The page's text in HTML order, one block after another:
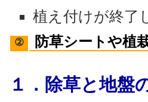
植え付けが終了
② 防草シートや植
１．除草と地盤